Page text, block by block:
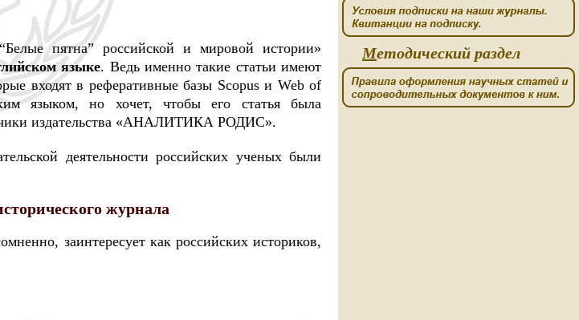
Методический раздел
пятна” российской и мировой истории»
языке. Ведь именно такие статьи имеют
входят в реферативные базы Scopus и Web of
языком, но хочет, чтобы его статья была
издательства «АНАЛИТИКА РОДИС».
деятельности российских ученых были
журнала
заинтересует как российских историков,